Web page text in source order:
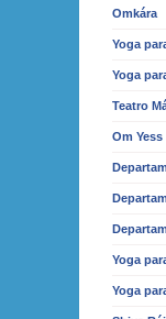
Omkára
Yoga
Yoga
Teatro
Om Yess
Yoga
Yoga